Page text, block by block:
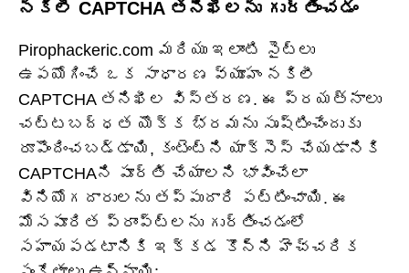
నకిలీ CAPTCHA తనిఖీలను గుర్తించడం
Pirophackeric.com మరియు ఇలాంటి సైట్‌లు
ఉపయోగించే ఒక సాధారణ వ్యూహం నకిలీ
CAPTCHA తనిఖీల విస్తరణ. ఈ ప్రయత్నాలు
చట్టబద్ధత యొక్క భ్రమను సృష్టించేందుకు
రూపొందించబడ్డాయి, కంటెంట్‌ని యాక్సెస్ చేయడానికి
CAPTCHAని పూర్తి చేయాలని భావించేలా
వినియోగదారులను తప్పుదారి పట్టించాయి. ఈ
మోసపూరిత ప్రాంప్ట్‌లను గుర్తించడంలో
సహాయపడటానికి ఇక్కడ కొన్ని హెచ్చరిక